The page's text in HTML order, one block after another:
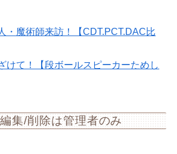
・魔術師来訪！【CDT.PCT.DAC比
けて！【段ボールスピーカーためし
集/削除は管理者のみ